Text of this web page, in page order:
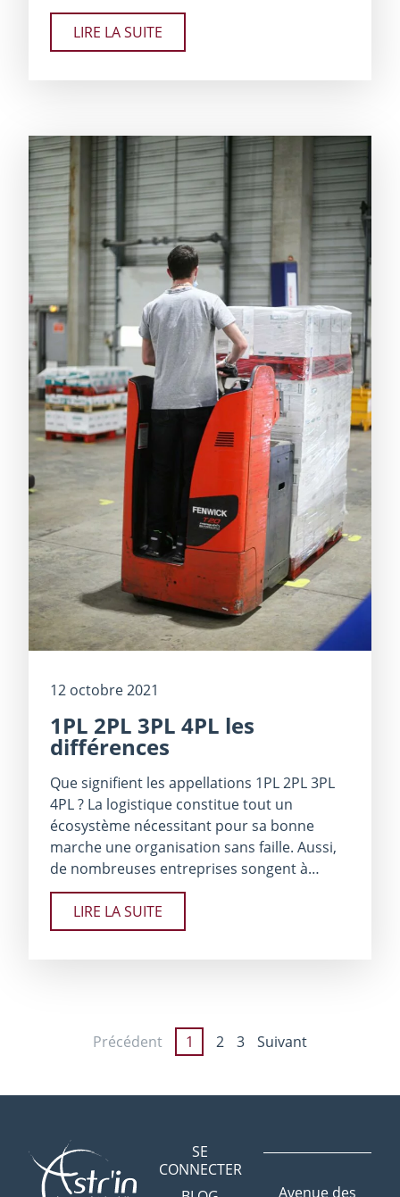
LIRE LA SUITE
12 octobre 2021
1PL 2PL 3PL 4PL les
différences
Que signifient les appellations 1PL 2PL 3PL
4PL ? La logistique constitue tout un
écosystème nécessitant pour sa bonne
marche une organisation sans faille. Aussi,
de nombreuses entreprises songent à…
LIRE LA SUITE
Précédent 1 2 3 Suivant
SE
CONNECTER
Avenue des